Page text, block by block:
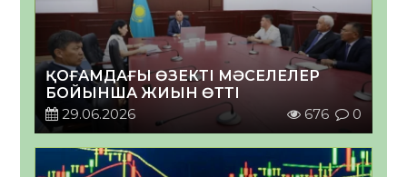
ҚОҒАМДАҒЫ ӨЗЕКТІ МӘСЕЛЕЛЕР
БОЙЫНША ЖИЫН ӨТТІ
29.06.2026
676 0